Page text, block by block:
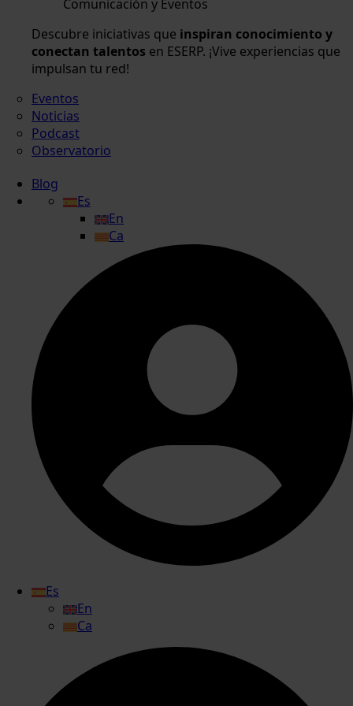
Comunicación y Eventos
Descubre iniciativas que inspiran conocimiento y
conectan talentos en ESERP. ¡Vive experiencias que
impulsan tu red!
Eventos
Noticias
Podcast
Observatorio
Blog
Es
En
Ca
Es
En
Ca